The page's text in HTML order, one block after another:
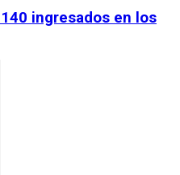
ingresados en los